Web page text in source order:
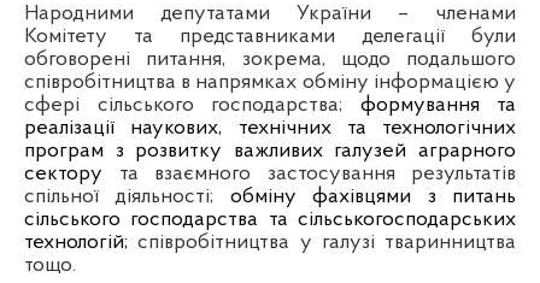
Народними депутатами України – членами
Комітету та представниками делегації були
обговорені питання, зокрема, щодо подальшого
співробітництва в напрямках обміну інформацією у
сфері сільського господарства; формування та
реалізації наукових, технічних та технологічних
програм з розвитку важливих галузей аграрного
сектору та взаємного застосування результатів
спільної діяльності; обміну фахівцями з питань
сільського господарства та сільськогосподарських
технологій; співробітництва у галузі тваринництва
тощо.